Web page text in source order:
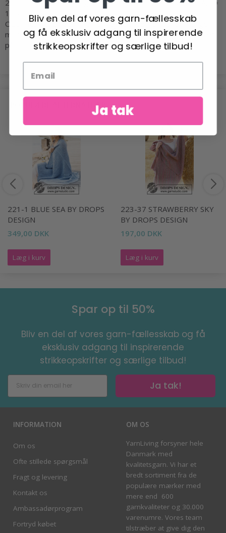
25 masker i bredden og 34 pinde i højden med mønster A.1 =
10 x 10 cm.
OBS: Husk at pinde nr kun er vejledende. Får du for mange
masker på 10 cm, skift til tykkere pinde. Får du for få masker
på 10 cm, skift til tyndere pinde.
POPULÆRE ALTERNATIVER
221-1 BLUE SEA BY DROPS
DESIGN
349,00 DKK
Læg i kurv
223-37 STRAWBERRY SKY
BY DROPS DESIGN
197,00 DKK
Læg i kurv
Spar op til 50%
Bliv en del af vores garn-fællesskab og få
eksklusiv adgang til inspirerende
strikkeopskrifter og særlige tilbud!
Ja tak!
INFORMATION
Om os
Ofte stillede spørgsmål
Fragt og levering
Kontakt os
Ambassadørprogram
Fortryd købet
OM OS
YarnLiving forsyner hele
Danmark med
kvalitetsgarn. Vi har et
bredt sortiment fra de
populære mærker med
mere end 600
garnkvaliteter og 30.000
varenumre. Vores team
tilstræber at give dig den
Bliv en del af vores garn-fællesskab
og få eksklusiv adgang til inspirerende
strikkeopskrifter og særlige tilbud!
Ja tak